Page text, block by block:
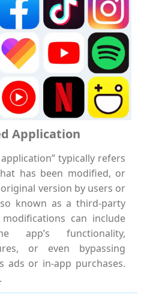
Application
typically refers
has been modified, or
version by users or
known as a third-party
can include
app’s functionality,
or even bypassing
ads or in-app purchases.